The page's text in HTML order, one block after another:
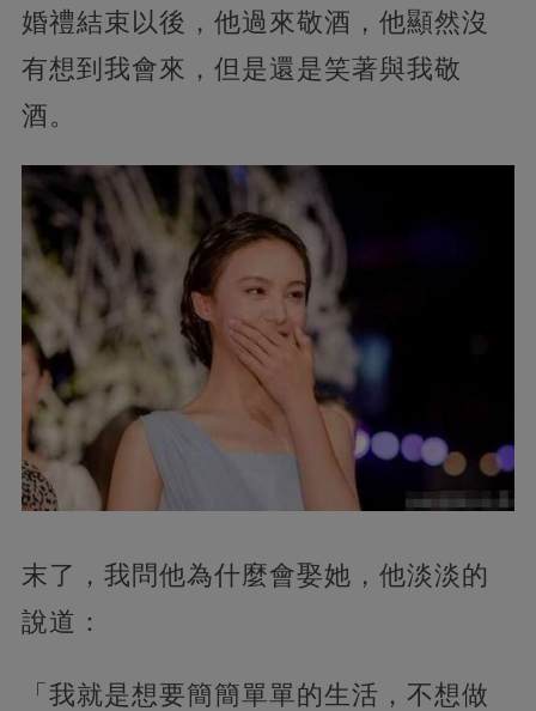
婚禮結束以後，他過來敬酒，他顯然沒
有想到我會來，但是還是笑著與我敬
酒。
末了，我問他為什麼會娶她，他淡淡的
說道：
「我就是想要簡簡單單的生活，不想做